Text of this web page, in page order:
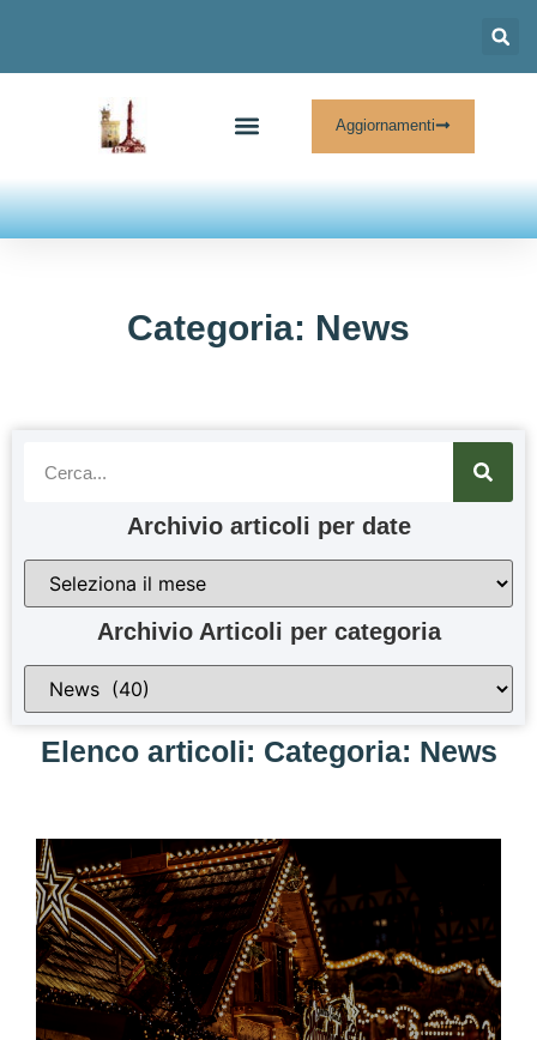
Aggiornamenti
Categoria: News
Elenco articoli: Categoria: News
Archivio articoli per date
Archivio Articoli per categoria